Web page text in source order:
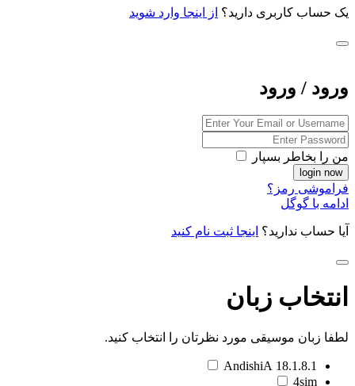
یک حساب کاربری دارید؟ از اینجا وارد شوید
ورود / ورود
من را بخاطر بسپار
فراموشی رمز؟
ادامه با گوگل
آیا حساب ندارید؟ اینجا ثبت نام کنید
انتخاب زبان
لطفا زبان موسیقی مورد نظرتان را انتخاب کنید.
18.1.8.1 AndishiA
4sim